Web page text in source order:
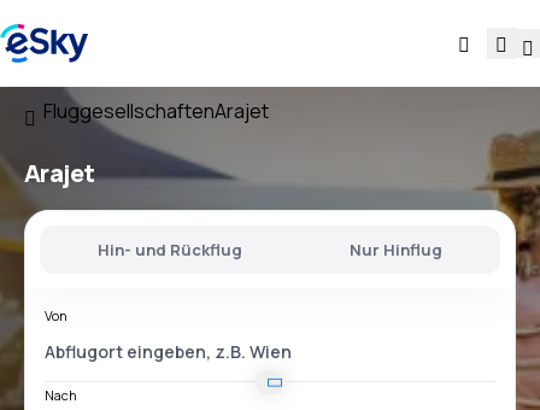
FluggesellschaftenArajet
Arajet
Hin- und Rückflug Nur Hinflug
Von
Nach